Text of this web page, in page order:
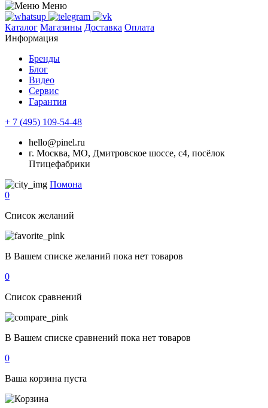
Меню
Каталог Магазины Доставка Оплата
Информация
Бренды
Блог
Видео
Сервис
Гарантия
+ 7 (495) 109-54-48
hello@pinel.ru
г. Москва, МО, Дмитровское шоссе, с4, посёлок
Птицефабрики
Помона
0
Список желаний
В Вашем списке желаний пока нет товаров
0
Список сравнений
В Вашем списке сравнений пока нет товаров
0
Ваша корзина пуста